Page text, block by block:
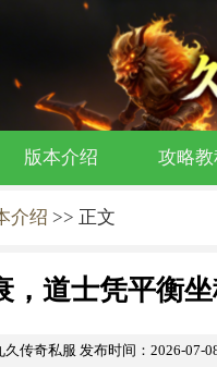
版本介绍 攻略
介绍 >> 正文
，道士凭平衡
久传奇私服 发布时间：2026-07-